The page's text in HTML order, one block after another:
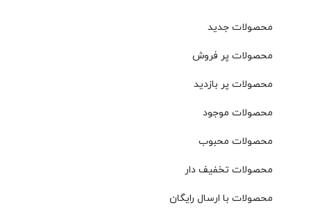
محصولات جدید
محصولات پر فروش
محصولات پر بازدید
محصولات موجود
محصولات محبوب
محصولات تخفیف دار
محصولات با ارسال رایگان